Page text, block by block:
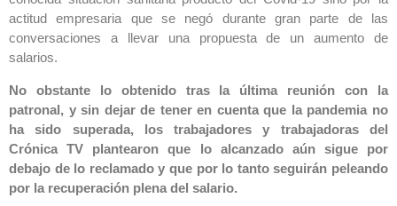
actitud empresaria que se negó durante gran parte de las
conversaciones a llevar una propuesta de un aumento de
salarios.
No obstante lo obtenido tras la última reunión con la
patronal, y sin dejar de tener en cuenta que la pandemia no
ha sido superada, los trabajadores y trabajadoras del
Crónica TV plantearon que lo alcanzado aún sigue por
debajo de lo reclamado y que por lo tanto seguirán peleando
por la recuperación plena del salario.